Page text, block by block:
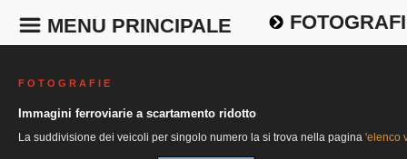
MENU PRINCIPALE
F O T O G R A F I E
Immagini ferroviarie a scartamento ridotto
La suddivisione dei veicoli per singolo numero la si trova nella pagina 'elenco